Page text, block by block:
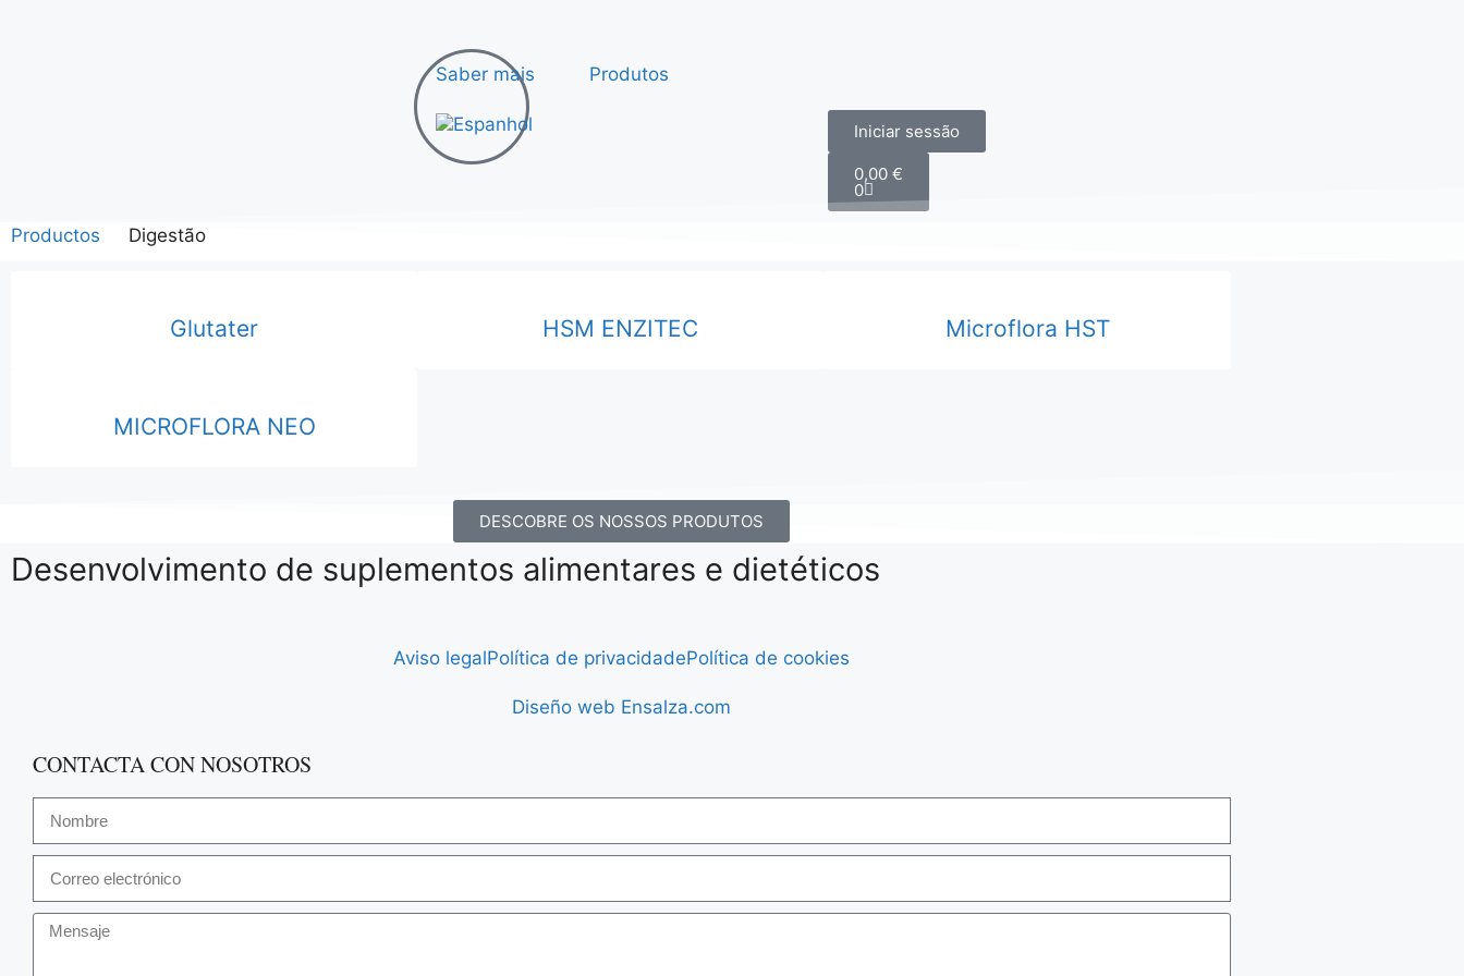
Saber mais Produtos
Iniciar sessão
0,00 €
0
Productos Digestão
Glutater HSM ENZITEC Microflora HST
MICROFLORA NEO
DESCOBRE OS NOSSOS PRODUTOS
Desenvolvimento de suplementos alimentares e dietéticos
Aviso legalPolítica de privacidadePolítica de cookies
Diseño web Ensalza.com
CONTACTA CON NOSOTROS